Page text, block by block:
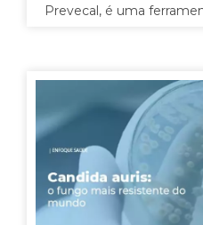
Prevecal, é uma
procedimentos de